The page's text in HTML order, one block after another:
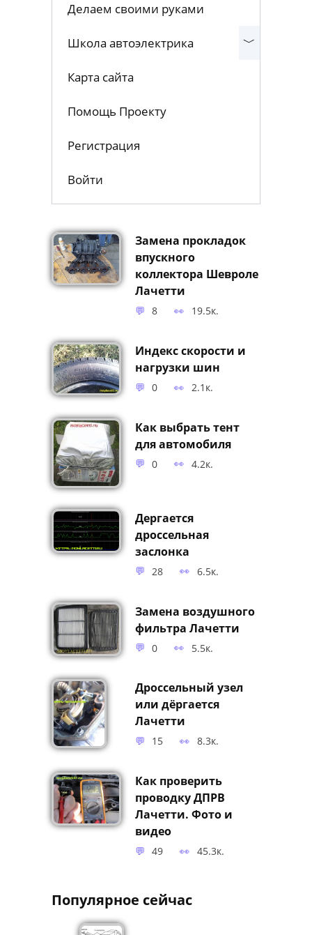
Делаем своими руками
Школа автоэлектрика
Карта сайта
Помощь Проекту
Регистрация
Войти
Замена прокладок
впускного
коллектора Шевроле
Лачетти
8 19.5к.
Индекс скорости и
нагрузки шин
0 2.1к.
Как выбрать тент
для автомобиля
0 4.2к.
Дергается
дроссельная
заслонка
28 6.5к.
Замена воздушного
фильтра Лачетти
0 5.5к.
Дроссельный узел
или дёргается
Лачетти
15 8.3к.
Как проверить
проводку ДПРВ
Лачетти. Фото и
видео
49 45.3к.
Популярное сейчас